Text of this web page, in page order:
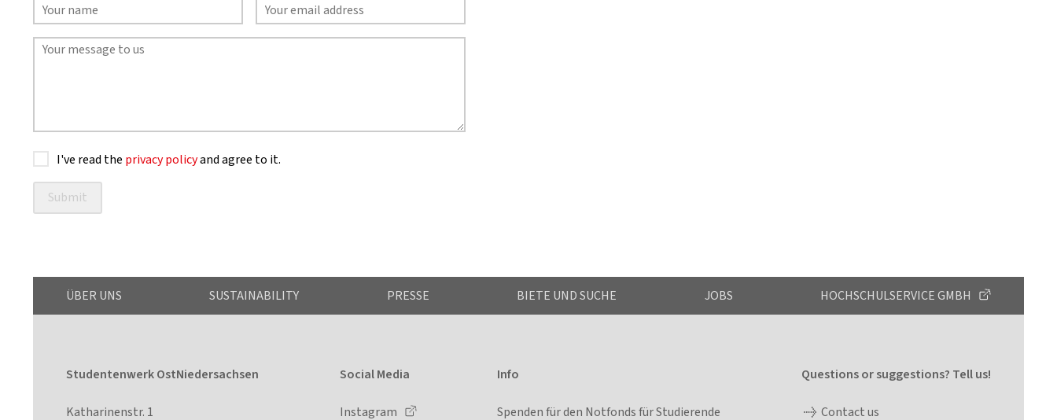
I've read the privacy policyand agree to it.
Submit
ÜBER UNS SUSTAINABILITY PRESSE BIETE UND SUCHE JOBS HOCHSCHULSERVICE GMBH
Studentenwerk OstNiedersachsen
Katharinenstr. 1
Social Media
Instagram
Info
Spenden für den Notfonds für Studierende
Questions or suggestions? Tell us!
Contact us